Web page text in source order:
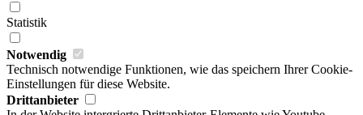
Statistik
Notwendig
Technisch notwendige Funktionen, wie das speichern Ihrer Cookie-
Einstellungen für diese Website.
Drittanbieter